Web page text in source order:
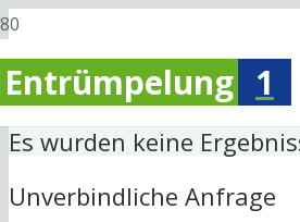
Entrümpelung 1
Es wurden keine
Unverbindliche Anfrage